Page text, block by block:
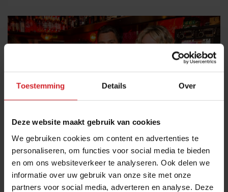
Toestemming Details Over
Deze website maakt gebruik van cookies
We gebruiken cookies om content en advertenties te
personaliseren, om functies voor social media te bieden
en om ons websiteverkeer te analyseren. Ook delen we
informatie over uw gebruik van onze site met onze
partners voor social media, adverteren en analyse. Deze
Eigenaar café Stacey's is blij met het einde van
de onzekerheid